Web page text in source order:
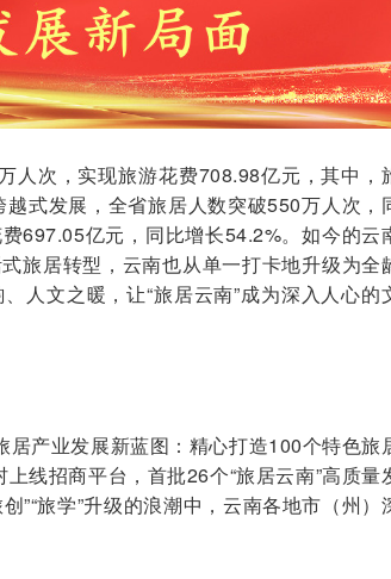
人次，实现旅游花费708.98亿元，其中，
式发展，全省旅居人数突破550万人次，
697.05亿元，同比增长54.2%。如今的云
旅居转型，云南也从单一打卡地升级为全
人文之暖，让“旅居云南”成为深入人心的
居产业发展新蓝图：精心打造100个特色旅
线招商平台，首批26个“旅居云南”高质量
”“旅学”升级的浪潮中，云南各地市（州）